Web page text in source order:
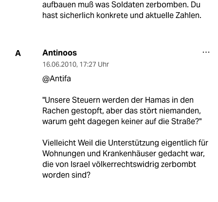
aufbauen muß was Soldaten zerbomben. Du
hast sicherlich konkrete und aktuelle Zahlen.
A Antinoos
16.06.2010, 17:27 Uhr
@Antifa
"Unsere Steuern werden der Hamas in den
Rachen gestopft, aber das stört niemanden,
warum geht dagegen keiner auf die Straße?"
Vielleicht Weil die Unterstützung eigentlich für
Wohnungen und Krankenhäuser gedacht war,
die von Israel völkerrechtswidrig zerbombt
worden sind?